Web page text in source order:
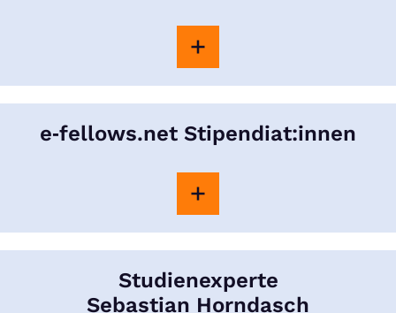
e‑fellows.net Stipendiat:innen
Studienexperte
Sebastian Horndasch